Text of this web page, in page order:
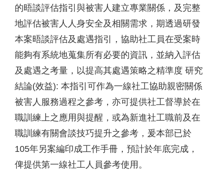
的晤談評估指引與被害人建立專業關係，及完整
地評估被害人人身安全及相關需求，期透過研發
本案晤談評估及處遇指引，協助社工員在受案時
能夠有系統地蒐集所有必要的資訊，並納入評估
及處遇之考量，以提高其處遇策略之精準度 研究
結論(效益): 本指引可作為一線社工協助親密關係
被害人服務過程之參考，亦可提供社工督導於在
職訓練上之應用與提醒，或為新進社工職前及在
職訓練有關會談技巧提升之參考，爰本部已於
105年另案編印成工作手冊，預計於年底完成，
俾提供第一線社工人員參考使用。